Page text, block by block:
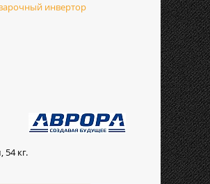
инвертор
54 кг.